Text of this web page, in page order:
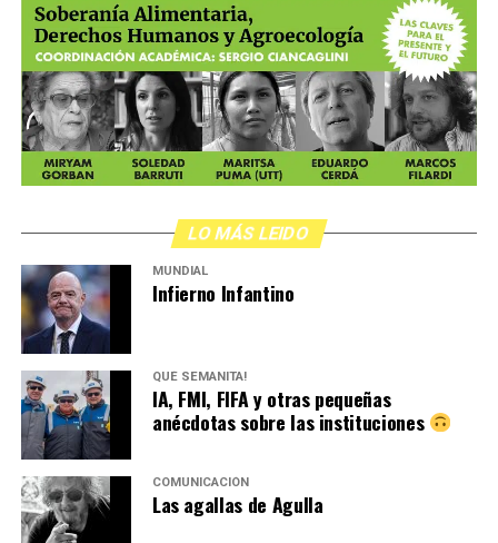
LO MÁS LEIDO
MUNDIAL
Infierno Infantino
QUÉ SEMANITA!
IA, FMI, FIFA y otras pequeñas
anécdotas sobre las instituciones
COMUNICACIÓN
Las agallas de Agulla